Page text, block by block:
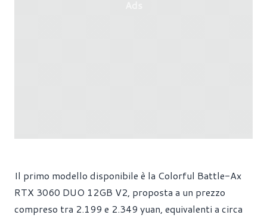
Il primo modello disponibile è la Colorful Battle-Ax
RTX 3060 DUO 12GB V2, proposta a un prezzo
compreso tra 2.199 e 2.349 yuan, equivalenti a circa